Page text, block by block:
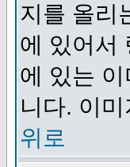
지를 올리
에 있어서
에 있는
니다. 이
위로